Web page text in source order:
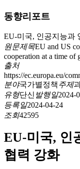
동향리포트
EU-미국, 인공지능과
원문제목EU and US
cooperation at a time of
출처
https://ec.europa.eu/
분야국가별정책 주제
유형단신 발행일2024-
등록일2024-04-24
조회42595
EU-미국, 인
협력 강화